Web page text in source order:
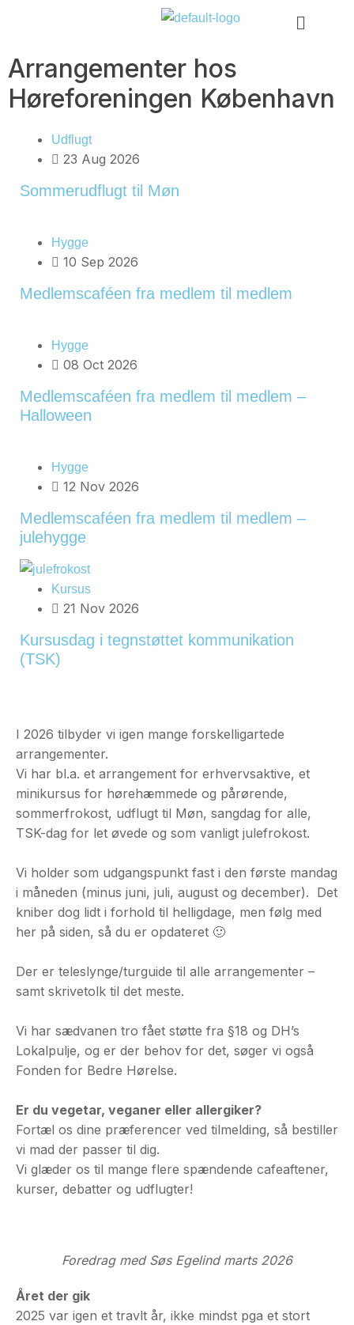
Arrangementer hos
Høreforeningen København
Udflugt
23 Aug 2026
Sommerudflugt til Møn
Hygge
10 Sep 2026
Medlemscaféen fra medlem til medlem
Hygge
08 Oct 2026
Medlemscaféen fra medlem til medlem –
Halloween
Hygge
12 Nov 2026
Medlemscaféen fra medlem til medlem –
julehygge
Kursus
21 Nov 2026
Kursusdag i tegnstøttet kommunikation
(TSK)
I 2026 tilbyder vi igen mange forskelligartede
arrangementer.
Vi har bl.a. et arrangement for erhvervsaktive, et
minikursus for hørehæmmede og pårørende,
sommerfrokost, udflugt til Møn, sangdag for alle,
TSK-dag for let øvede og som vanligt julefrokost.
Vi holder som udgangspunkt fast i den første mandag
i måneden (minus juni, juli, august og december). Det
kniber dog lidt i forhold til helligdage, men følg med
her på siden, så du er opdateret 🙂
Der er teleslynge/turguide til alle arrangementer –
samt skrivetolk til det meste.
Vi har sædvanen tro fået støtte fra §18 og DH’s
Lokalpulje, og er der behov for det, søger vi også
Fonden for Bedre Hørelse.
Er du vegetar, veganer eller allergiker?
Fortæl os dine præferencer ved tilmelding, så bestiller
vi mad der passer til dig.
Vi glæder os til mange flere spændende cafeaftener,
kurser, debatter og udflugter!
Foredrag med Søs Egelind marts 2026
Året der gik
2025 var igen et travlt år, ikke mindst pga et stort